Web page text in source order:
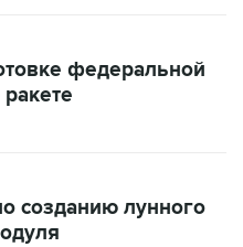
федеральной
созданию лунного